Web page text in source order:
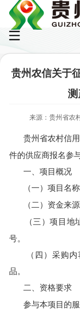
贵州农信关于
测
来源：贵州省农
贵州省农村信
件的供应商报名参
一、项目概况
（一）项目名
（二）资金来
（三）项目
号。
（四）采购
品。
二、资格要求
参与本项目的